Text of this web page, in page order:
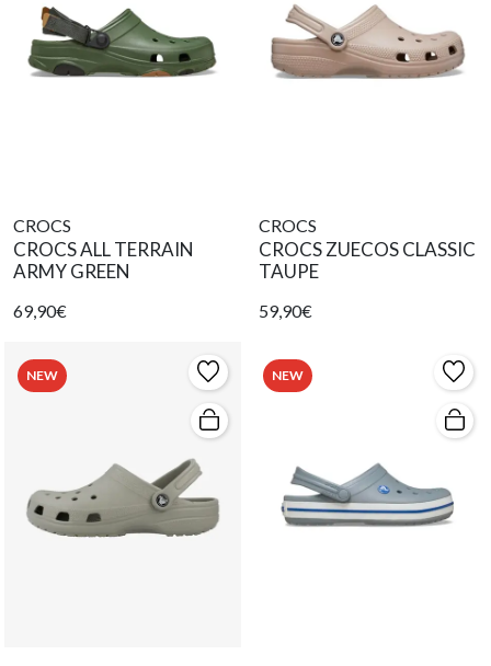
CROCS
CROCS ALL TERRAIN
ARMY GREEN
69,90€
CROCS
CROCS ZUECOS CLASSIC
TAUPE
59,90€
NEW NEW